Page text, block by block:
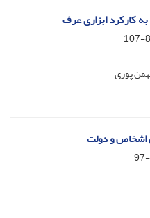
کارکرد ابزاری عرف
پوری
اشخاص و دولت